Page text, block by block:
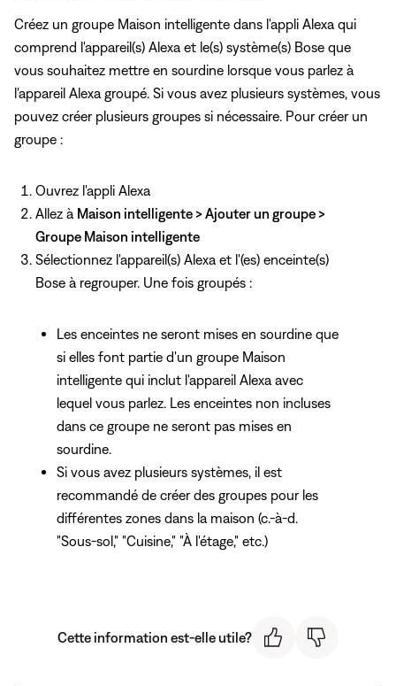
Créez un groupe Maison intelligente dans l'appli Alexa qui
comprend l'appareil(s) Alexa et le(s) système(s) Bose que
vous souhaitez mettre en sourdine lorsque vous parlez à
l'appareil Alexa groupé. Si vous avez plusieurs systèmes, vous
pouvez créer plusieurs groupes si nécessaire. Pour créer un
groupe :
Ouvrez l'appli Alexa
Allez à Maison intelligente > Ajouter un groupe >
Groupe Maison intelligente
Sélectionnez l'appareil(s) Alexa et l'(es) enceinte(s)
Bose à regrouper. Une fois groupés :
Les enceintes ne seront mises en sourdine que
si elles font partie d'un groupe Maison
intelligente qui inclut l'appareil Alexa avec
lequel vous parlez. Les enceintes non incluses
dans ce groupe ne seront pas mises en
sourdine.
Si vous avez plusieurs systèmes, il est
recommandé de créer des groupes pour les
différentes zones dans la maison (c.-à-d.
"Sous-sol," "Cuisine," "À l'étage," etc.)
Cette information est-elle utile?